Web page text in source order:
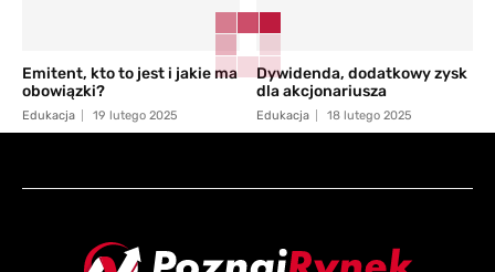
Emitent, kto to jest i jakie ma
obowiązki?
Edukacja 19 lutego 2025
Dywidenda, dodatkowy zysk
dla akcjonariusza
Edukacja 18 lutego 2025